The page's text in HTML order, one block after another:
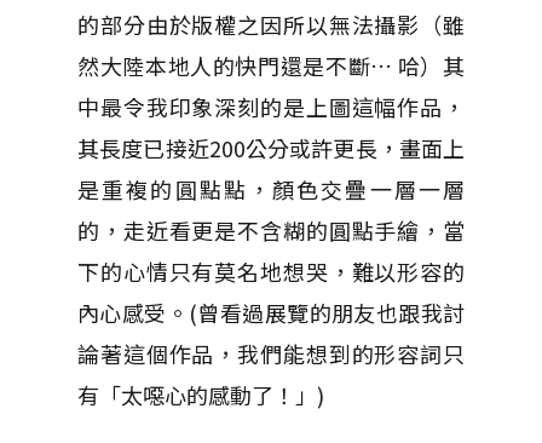
的部分由於版權之因所以無法攝影（雖
然大陸本地人的快門還是不斷… 哈）其
中最令我印象深刻的是上圖這幅作品，
其長度已接近200公分或許更長，畫面上
是重複的圓點點，顏色交疊一層一層
的，走近看更是不含糊的圓點手繪，當
下的心情只有莫名地想哭，難以形容的
內心感受。(曾看過展覽的朋友也跟我討
論著這個作品，我們能想到的形容詞只
有「太噁心的感動了！」)